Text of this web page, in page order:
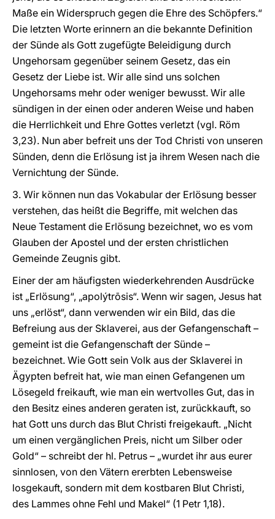
Maße ein Widerspruch gegen die Ehre des Schöpfers.“
Die letzten Worte erinnern an die bekannte Definition
der Sünde als Gott zugefügte Beleidigung durch
Ungehorsam gegenüber seinem Gesetz, das ein
Gesetz der Liebe ist. Wir alle sind uns solchen
Ungehorsams mehr oder weniger bewusst. Wir alle
sündigen in der einen oder anderen Weise und haben
die Herrlichkeit und Ehre Gottes verletzt (vgl. Röm
3,23). Nun aber befreit uns der Tod Christi von unseren
Sünden, denn die Erlösung ist ja ihrem Wesen nach die
Vernichtung der Sünde.
3. Wir können nun das Vokabular der Erlösung besser
verstehen, das heißt die Begriffe, mit welchen das
Neue Testament die Erlösung bezeichnet, wo es vom
Glauben der Apostel und der ersten christlichen
Gemeinde Zeugnis gibt.
Einer der am häufigsten wiederkehrenden Ausdrücke
ist „Erlösung“, „apolýtrōsis“. Wenn wir sagen, Jesus hat
uns „erlöst“, dann verwenden wir ein Bild, das die
Befreiung aus der Sklaverei, aus der Gefangenschaft –
gemeint ist die Gefangenschaft der Sünde –
bezeichnet. Wie Gott sein Volk aus der Sklaverei in
Ägypten befreit hat, wie man einen Gefangenen um
Lösegeld freikauft, wie man ein wertvolles Gut, das in
den Besitz eines anderen geraten ist, zurückkauft, so
hat Gott uns durch das Blut Christi freigekauft. „Nicht
um einen vergänglichen Preis, nicht um Silber oder
Gold“ – schreibt der hl. Petrus – „wurdet ihr aus eurer
sinnlosen, von den Vätern ererbten Lebensweise
losgekauft, sondern mit dem kostbaren Blut Christi,
des Lammes ohne Fehl und Makel“ (1 Petr 1,18).